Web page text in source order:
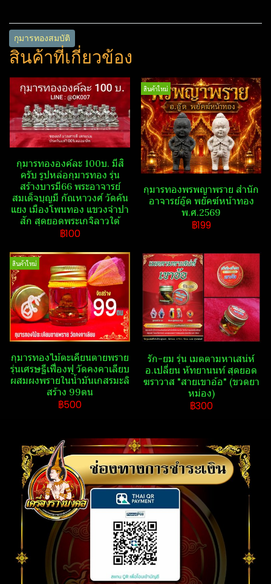
กุมารทองสมบัติ
สินค้าที่เกี่ยวข้อง
​กุมารทององค์ละ 100บ. มีสิ
ครับ รูปหล่อกุมารทอง รุ่น
สร้างบารมี​66 พระอาจารย์​
สมเด็จ​บุญ​มี​ กัณ​หา​วงศ์​ วัด​คัน​
แยง​ เมือง​โพนทอง​ แขวง​จำปา​
สัก​ สุดยอดพระเกจิลาวใต้
฿100
สินค้าใหม่
กุมารทองพรพญาพราย สำนัก​
อาจารย์​อู๊ด​ พยัคฆ์​หน้า​ทอง​
พ.ศ.2569
฿199
สินค้าใหม่
กุมารทองไม้ตะเคียนตายพราย
รุ่นเศรษฐีเฟื่องฟู วัดคงคาเลียบ
ผสมผงพรายในน้ำมันเกสรมะลิ
สร้าง 99ตน
฿500
รัก-ยม รุ่น เมตตามหา​เสน่ห์​
อ.เปลี่ยน​ หัทยา​นนท์​ สุดยอด
ฆราวาส​ "สา​ยเขา​อ้อ" (ขวดยา
หม่อง)​
฿300